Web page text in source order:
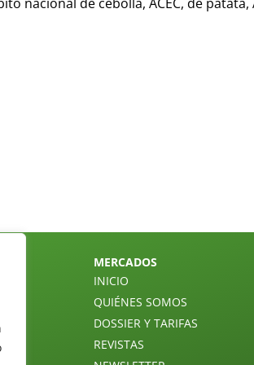
MERCADOS
INICIO
QUIÉNES SOMOS
DOSSIER Y TARIFAS
REVISTAS